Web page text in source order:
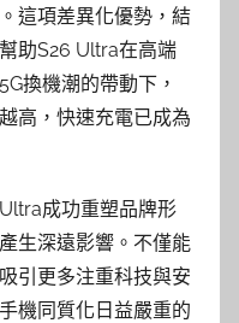
這項差異化優勢，結
助S26 Ultra在高端
換機潮的帶動下，
高，快速充電已成為
成功重塑品牌形
生深遠影響。不僅能
引更多注重科技與安
機同質化日益嚴重的